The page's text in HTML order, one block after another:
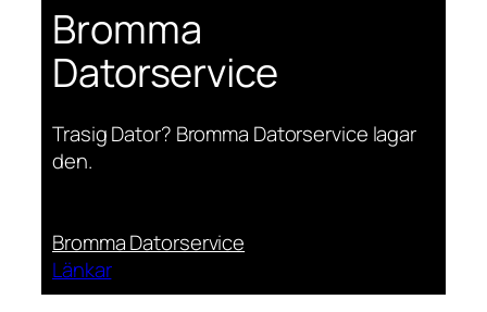
Bromma
Datorservice
Trasig Dator? Bromma Datorservice lagar
den.
Bromma Datorservice
Länkar